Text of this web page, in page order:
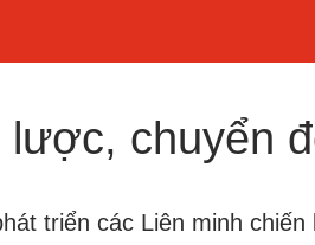
chuyển
triển các Liên minh